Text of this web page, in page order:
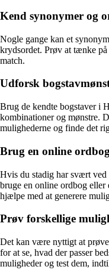
Kend synonymer og
Nogle gange kan et
krydsordet. Prøv at tænke
match.
Udforsk
Brug de kendte bogstaver
kombinationer og mønstre.
mulighederne og finde det
Brug en online
Hvis du stadig har svært
bruge en online ordbog
hjælpe med at generere
Prøv forskellige
Det kan være nyttigt at
for at se, hvad der passer
muligheder og test dem,